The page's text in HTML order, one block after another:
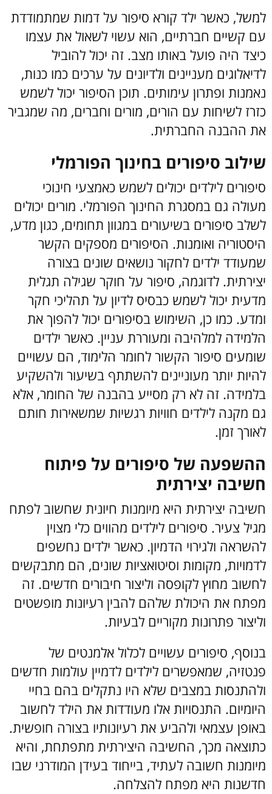
למשל, כאשר ילד קורא סיפור על דמות שמתמודדת
עם קשיים חברתיים, הוא עשוי לשאול את עצמו
כיצד היה פועל באותו מצב. זה יכול להוביל
לדיאלוגים מעניינים ולדיונים על ערכים כמו כנות,
נאמנות ופתרון עימותים. תוכן הסיפור יכול לשמש
כזרז לשיחות עם הורים, מורים וחברים, מה שמגביר
את ההבנה החברתית.
שילוב סיפורים בחינוך הפורמלי
סיפורים לילדים יכולים לשמש כאמצעי חינוכי
מעולה גם במסגרת החינוך הפורמלי. מורים יכולים
לשלב סיפורים בשיעורים במגוון תחומים, כגון מדע,
היסטוריה ואומנות. הסיפורים מספקים הקשר
שמעודד ילדים לחקור נושאים שונים בצורה
יצירתית. לדוגמה, סיפור על חוקר שגילה תגלית
מדעית יכול לשמש כבסיס לדיון על תהליכי חקר
ומדע. כמו כן, השימוש בסיפורים יכול להפוך את
הלמידה למלהיבה ומעוררת עניין. כאשר ילדים
שומעים סיפור הקשור לחומר הלימוד, הם עשויים
להיות יותר מעוניינים להשתתף בשיעור ולהשקיע
בלמידה. זה לא רק מסייע בהבנה של החומר, אלא
גם מקנה לילדים חוויות רגשיות שמשאירות חותם
לאורך זמן.
ההשפעה של סיפורים על פיתוח
חשיבה יצירתית
חשיבה יצירתית היא מיומנות חיונית שחשוב לפתח
מגיל צעיר. סיפורים לילדים מהווים כלי מצוין
להשראה ולגירוי הדמיון. כאשר ילדים נחשפים
לדמויות, מקומות וסיטואציות שונים, הם מתבקשים
לחשוב מחוץ לקופסה וליצור חיבורים חדשים. זה
מפתח את היכולת שלהם להבין רעיונות מופשטים
וליצור פתרונות מקוריים לבעיות.
בנוסף, סיפורים עשויים לכלול אלמנטים של
פנטזיה, שמאפשרים לילדים לדמיין עולמות חדשים
ולהתנסות במצבים שלא היו נתקלים בהם בחיי
היומיום. התנסויות אלו מעודדות את הילד לחשוב
באופן עצמאי ולהביע את רעיונותיו בצורה חופשית.
כתוצאה מכך, החשיבה היצירתית מתפתחת, והיא
מיומנות חשובה לעתיד, בייחוד בעידן המודרני שבו
חדשנות היא מפתח להצלחה.